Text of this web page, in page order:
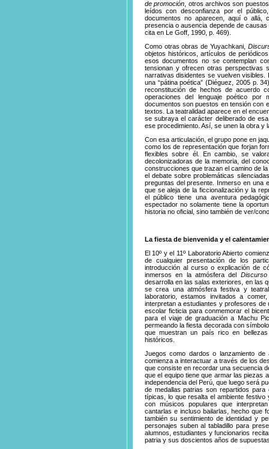
de promoción , otros archivos son
leídos con desconfianza por el
documentos no aparecen, aquí o allá,
presencia o ausencia depende de
cita en Le Goff, 1990, p. 469).
Como otras obras de Yuyachkani,
objetos históricos, artículos de
esos documentos no se contemplan
tensionan y ofrecen otras perspectivas
narrativas disidentes se vuelven
una “pátina poética” (Diéguez, 2005 p.
reconstitución de hechos de acuerdo
operaciones del lenguaje poético
documentos son puestos en tensión con
textos. La teatralidad aparece en el
se subraya el carácter deliberado de
ese procedimiento. Así, se unen la obra y
Con esa articulación, el grupo pone en
como los de representación que forjan
flexibles sobre él. En cambio, se
decolonizadoras de la memoria, del
construcciones que trazan el camino de
el debate sobre problemáticas
preguntas del presente. Inmerso en una
que se aleja de la ficcionalización y la
el público tiene una aventura
espectador no solamente tiene la
historia no oficial, sino también de ver/
La fiesta de bienvenida y el
El 10º y el 11º Laboratorio Abierto
de cualquier presentación de los
introducción al curso o explicación de
inmersos en la atmósfera del
desarrolla en las salas exteriores, en las
se crea una atmósfera festiva y
laboratorio, estamos invitados a
interpretan a estudiantes y profesores
escolar ficticia para conmemorar el
para el viaje de graduación a Machu
permeando la fiesta decorada con
que muestran un país rico en
históricos.
Juegos como dardos o lanzamiento
comienza a interactuar a través de los
que consiste en recordar una secuencia
que el equipo tiene que armar las piezas
independencia del Perú, que luego será
de medallas patrias son repartidos
típicas, lo que resalta el ambiente
con músicos populares que
cantarlas e incluso bailarlas, hecho que
también su sentimiento de identidad y
personajes suben al tabladillo para
alumnos, estudiantes y funcionarios
patria y sus doscientos años de